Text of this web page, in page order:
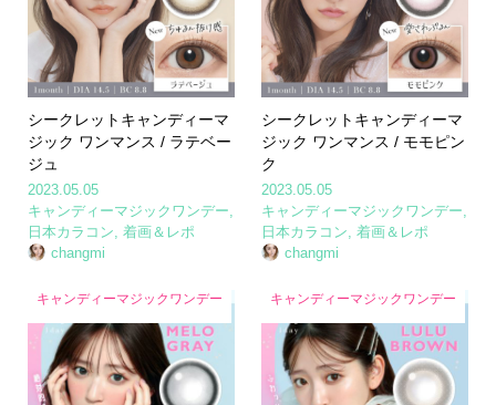
シークレットキャンディーマ
ジック ワンマンス / ラテベー
ジュ
2023.05.05
キャンディーマジックワンデー,
日本カラコン, 着画＆レポ
changmi
シークレットキャンディーマ
ジック ワンマンス / モモピン
ク
2023.05.05
キャンディーマジックワンデー,
日本カラコン,着画＆レポ
changmi
キャンディーマジックワンデー キャンディーマジックワンデー